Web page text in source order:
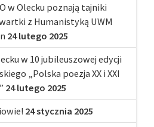
w Olecku poznają tajniki
z Humanistyką UWM
24 lutego 2025
w 10 jubileuszowej edycji
„Polska poezja XX i XXI
24 lutego 2025
24 stycznia 2025